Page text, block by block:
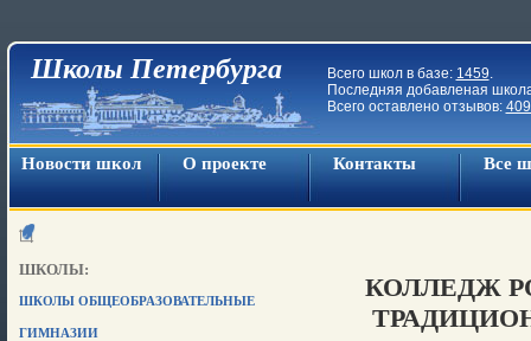
Школы Петербурга Всего школ в базе: 1459.
Последняя добавленая
Всего оставлено отзывов:
Новости школ О проекте Контакты Все
ШКОЛЫ:
ШКОЛЫ ОБЩЕОБРАЗОВАТЕЛЬНЫЕ
ГИМНАЗИИ
КОЛЛЕДЖ